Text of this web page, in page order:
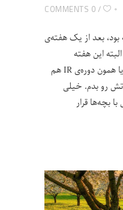
0 COMMENTS
۰
بود، بعد از یک هفته‌ی
این هفته
کلاس‌های خلبانی استیج سوم یا همون دوره‌ی IR هم
رو بدم. خیلی
بچه‌ها قرار